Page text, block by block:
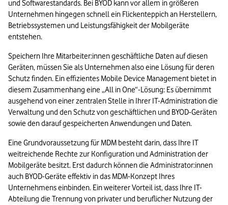
und Softwarestandards. Bei BYOD kann vor allem in größeren
Unternehmen hingegen schnell ein Flickenteppich an Herstellern,
Betriebssystemen und Leistungsfähigkeit der Mobilgeräte
entstehen.
Speichern Ihre Mitarbeiter:innen geschäftliche Daten auf diesen
Geräten, müssen Sie als Unternehmen also eine Lösung für deren
Schutz finden. Ein effizientes Mobile Device Management bietet in
diesem Zusammenhang eine „All in One“-Lösung: Es übernimmt
ausgehend von einer zentralen Stelle in Ihrer IT-Administration die
Verwaltung und den Schutz von geschäftlichen und BYOD-Geräten
sowie den darauf gespeicherten Anwendungen und Daten.
Eine Grundvoraussetzung für MDM besteht darin, dass Ihre IT
weitreichende Rechte zur Konfiguration und Administration der
Mobilgeräte besitzt. Erst dadurch können die Administrator:innen
auch BYOD-Geräte effektiv in das MDM-Konzept Ihres
Unternehmens einbinden. Ein weiterer Vorteil ist, dass Ihre IT-
Abteilung die Trennung von privater und beruflicher Nutzung der